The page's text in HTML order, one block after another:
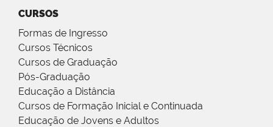
CURSOS
Formas de Ingresso
Cursos Técnicos
Cursos de Graduação
Pós-Graduação
Educação a Distância
Cursos de Formação Inicial e Continuada
Educação de Jovens e Adultos